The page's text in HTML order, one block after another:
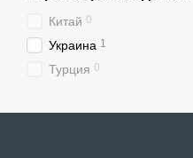
Китай 0
Украина 1
Турция 0